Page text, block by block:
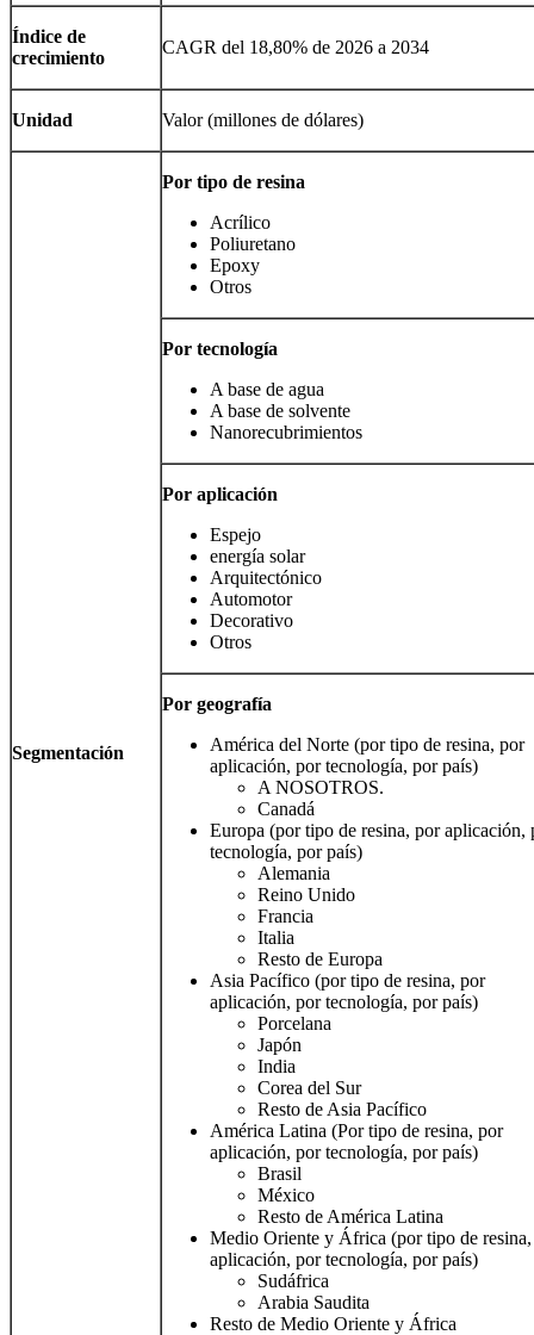
Índice de
crecimiento
CAGR del 18,80% de 2026 a 2034
Unidad Valor (millones de dólares)
Segmentación
Por tipo de resina
Acrílico
Poliuretano
Epoxy
Otros
Por tecnología
A base de agua
A base de solvente
Nanorecubrimientos
Por aplicación
Espejo
energía solar
Arquitectónico
Automotor
Decorativo
Otros
Por geografía
América del Norte (por tipo de resina, por
aplicación, por tecnología, por país)
A NOSOTROS.
Canadá
Europa (por tipo de resina, por aplicación,
tecnología, por país)
Alemania
Reino Unido
Francia
Italia
Resto de Europa
Asia Pacífico (por tipo de resina, por
aplicación, por tecnología, por país)
Porcelana
Japón
India
Corea del Sur
Resto de Asia Pacífico
América Latina (Por tipo de resina, por
aplicación, por tecnología, por país)
Brasil
México
Resto de América Latina
Medio Oriente y África (por tipo de
aplicación, por tecnología, por país)
Sudáfrica
Arabia Saudita
Resto de Medio Oriente y África